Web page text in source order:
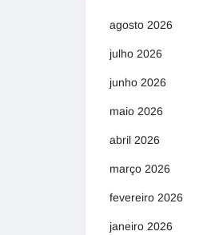
agosto 2026
julho 2026
junho 2026
maio 2026
abril 2026
março 2026
fevereiro 2026
janeiro 2026